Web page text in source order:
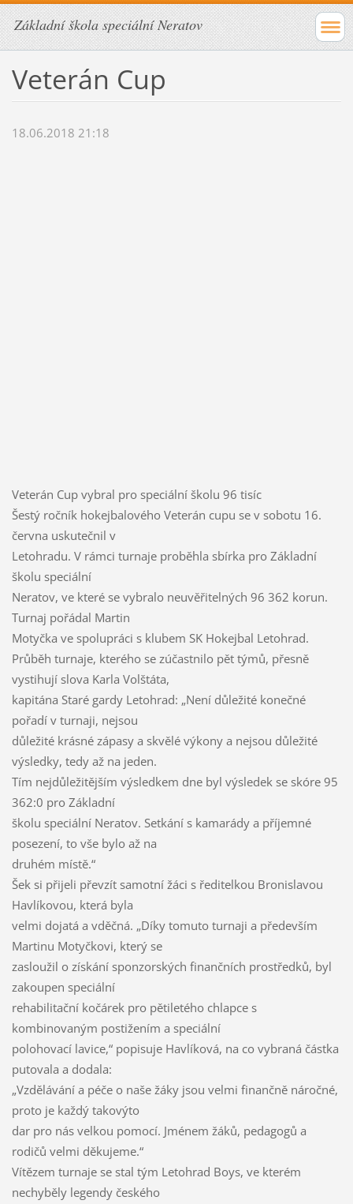
Základní škola speciální Neratov
Veterán Cup
18.06.2018 21:18
Veterán Cup vybral pro speciální školu 96 tisíc
Šestý ročník hokejbalového Veterán cupu se v sobotu 16.
června uskutečnil v
Letohradu. V rámci turnaje proběhla sbírka pro Základní
školu speciální
Neratov, ve které se vybralo neuvěřitelných 96 362 korun.
Turnaj pořádal Martin
Motyčka ve spolupráci s klubem SK Hokejbal Letohrad.
Průběh turnaje, kterého se zúčastnilo pět týmů, přesně
vystihují slova Karla Volštáta,
kapitána Staré gardy Letohrad: „Není důležité konečné
pořadí v turnaji, nejsou
důležité krásné zápasy a skvělé výkony a nejsou důležité
výsledky, tedy až na jeden.
Tím nejdůležitějším výsledkem dne byl výsledek se skóre 95
362:0 pro Základní
školu speciální Neratov. Setkání s kamarády a příjemné
posezení, to vše bylo až na
druhém místě.“
Šek si přijeli převzít samotní žáci s ředitelkou Bronislavou
Havlíkovou, která byla
velmi dojatá a vděčná. „Díky tomuto turnaji a především
Martinu Motyčkovi, který se
zasloužil o získání sponzorských finančních prostředků, byl
zakoupen speciální
rehabilitační kočárek pro pětiletého chlapce s
kombinovaným postižením a speciální
polohovací lavice,“ popisuje Havlíková, na co vybraná částka
putovala a dodala:
„Vzdělávání a péče o naše žáky jsou velmi finančně náročné,
proto je každý takovýto
dar pro nás velkou pomocí. Jménem žáků, pedagogů a
rodičů velmi děkujeme.“
Vítězem turnaje se stal tým Letohrad Boys, ve kterém
nechyběly legendy českého